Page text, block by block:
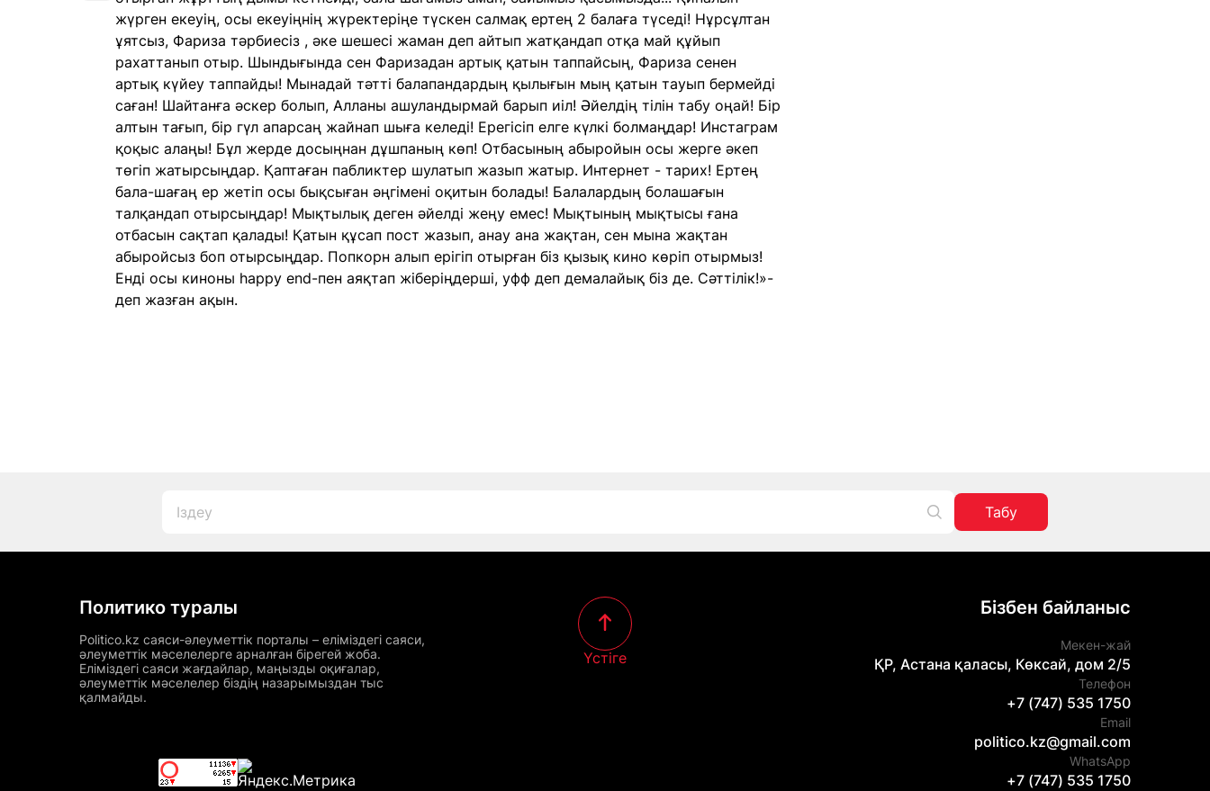
жүрген екеуің, осы екеуіңнің жүректеріңе түскен салмақ ертең 2 балаға түседі! Нұрсұлтан
ұятсыз, Фариза тәрбиесіз , әке шешесі жаман деп айтып жатқандап отқа май құйып
рахаттанып отыр. Шындығында сен Фаризадан артық қатын таппайсың, Фариза сенен
артық күйеу таппайды! Мынадай тәтті балапандардың қылығын мың қатын тауып бермейді
саған! Шайтанға әскер болып, Алланы ашуландырмай барып иіл! Әйелдің тілін табу оңай! Бір
алтын тағып, бір гүл апарсаң жайнап шыға келеді! Ерегісіп елге күлкі болмаңдар! Инстаграм
қоқыс алаңы! Бұл жерде досыңнан дұшпаның көп! Отбасының абыройын осы жерге әкеп
төгіп жатырсыңдар. Қаптаған пабликтер шулатып жазып жатыр. Интернет - тарих! Ертең
бала-шағаң ер жетіп осы бықсыған әңгімені оқитын болады! Балалардың болашағын
талқандап отырсыңдар! Мықтылық деген әйелді жеңу емес! Мықтының мықтысы ғана
отбасын сақтап қалады! Қатын құсап пост жазып, анау ана жақтан, сен мына жақтан
абыройсыз боп отырсыңдар. Попкорн алып ерігіп отырған біз қызық кино көріп отырмыз!
Енді осы киноны happy end-пен аяқтап жіберіңдерші, уфф деп демалайық біз де. Сәттілік!»-
деп жазған ақын.
Табу
Политико туралы
Politico.kz саяси-әлеуметтік порталы – еліміздегі саяси,
әлеуметтік мәселелерге арналған бірегей жоба.
Еліміздегі саяси жағдайлар, маңызды оқиғалар,
әлеуметтік мәселелер біздің назарымыздан тыс
қалмайды.
Үстіге
Бізбен байланыс
Мекен-жай
ҚР, Астана қаласы, Көксай, дом 2/5
Телефон
+7 (747) 535 1750
Email
politico.kz@gmail.com
WhatsApp
+7 (747) 535 1750